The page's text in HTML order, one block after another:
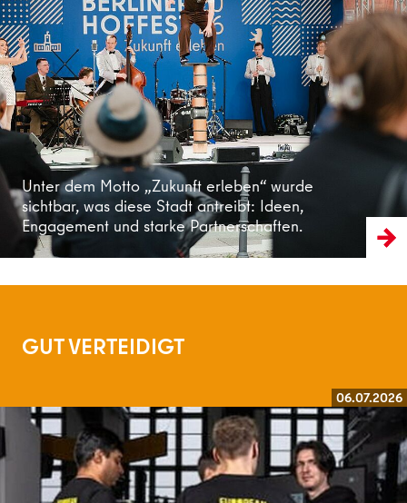
Unter dem Motto „Zukunft erleben“ wurde
sichtbar, was diese Stadt antreibt: Ideen,
Engagement und starke Partnerschaften.
Weiterlesen
GUT VERTEIDIGT
06.07.2026
Weiterlesen